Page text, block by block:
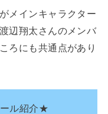
メインキャラクター
辺翔太さんのメンバ
ろにも共通点があり
ル紹介★